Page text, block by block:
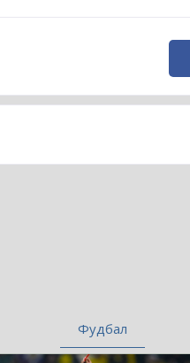
Фудбал